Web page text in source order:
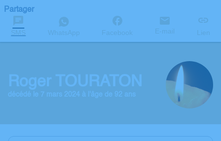
Partager
SMS WhatsApp Facebook E-mail Lien
Roger TOURATON
décédé le 7 mars 2024 à l'âge de 92 ans